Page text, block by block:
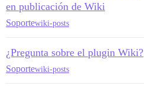
en publicación de Wiki
Soportewiki-posts
¿Pregunta sobre el plugin Wiki?
Soportewiki-posts